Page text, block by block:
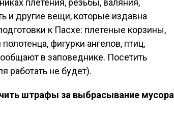
плетения, резьбы, валяния,
и другие вещи, которые издавна
к Пасхе: плетеные корзины,
фигурки ангелов, птиц,
в заповеднике. Посетить
работать не будет).
штрафы за выбрасывание мусора